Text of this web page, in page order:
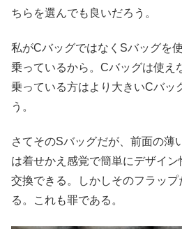
ちらを選んでも良いだろう。
私がCバッグではなくSバッグを
乗っているから。Cバッグは使え
乗っている方はより大きいCバッ
う。
さてそのSバッグだが、前面の薄
は着せかえ感覚で簡単にデザイ
交換できる。しかしそのフラッ
る。これも罪である。